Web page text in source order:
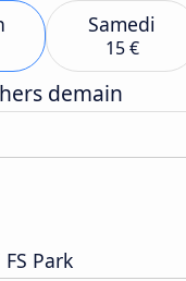
Samedi
15 €
demain
Park